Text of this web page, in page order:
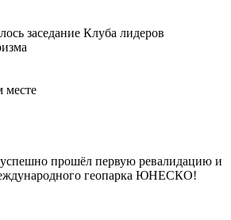
заседание Клуба лидеров
месте
прошёл первую ревалидацию и
геопарка ЮНЕСКО!